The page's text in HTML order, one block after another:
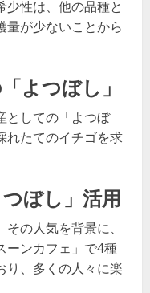
少性は、他の品種と
量が少ないことから
よつぼし」
としての「よつぼ
れたてのイチゴを求
ぼし」活用
の人気を背景に、
ーンカフェ」で4種
り、多くの人々に楽